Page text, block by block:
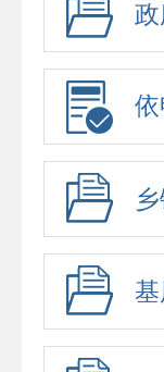
行政处罚
回应关切
政府信息
政府信息
公务员、
稳岗就业
养老服务
食品安全